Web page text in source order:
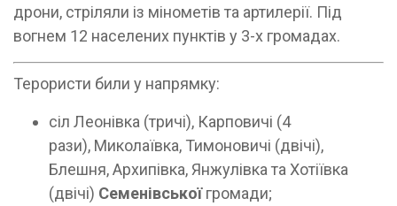
дрони, стріляли із мінометів та артилерії. Під
вогнем 12 населених пунктів у 3-х громадах.
Терористи били у напрямку:
сіл Леонівка (тричі), Карповичі (4
рази), Миколаївка, Тимоновичі (двічі),
Блешня, Архипівка, Янжулівка та Хотіївка
(двічі) Семенівськоїгромади;